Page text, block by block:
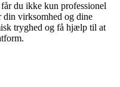
får du ikke kun professionel
din virksomhed og dine
tryghed og få hjælp til at